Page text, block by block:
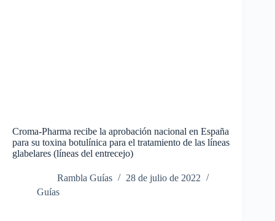
Croma-Pharma recibe la aprobación nacional en España
para su toxina botulínica para el tratamiento de las líneas
glabelares (líneas del entrecejo)
Rambla Guías
28 de julio de 2022
Guías